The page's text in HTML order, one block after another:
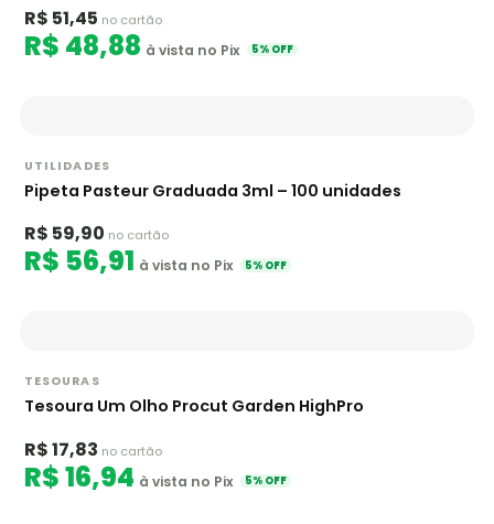
R$ 51,45 no cartão
R$ 48,88 à vista no Pix 5% OFF
UTILIDADES
Pipeta Pasteur Graduada 3ml – 100 unidades
R$ 59,90 no cartão
R$ 56,91 à vista no Pix 5% OFF
TESOURAS
Tesoura Um Olho Procut Garden HighPro
R$ 17,83 no cartão
R$ 16,94 à vista no Pix 5% OFF